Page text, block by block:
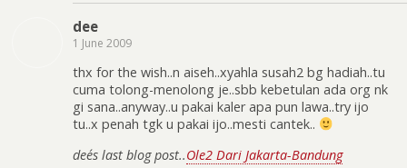
dee
1 June 2009
thx for the wish..n aiseh..xyahla susah2 bg hadiah..tu
cuma tolong-menolong je..sbb kebetulan ada org nk
gi sana..anyway..u pakai kaler apa pun lawa..try ijo
tu..x penah tgk u pakai ijo..mesti cantek..
dee´s last blog post..Ole2 Dari Jakarta-Bandung